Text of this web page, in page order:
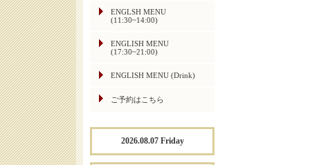
ENGLSH MENU
(11:30~14:00)
ENGLISH MENU
(17:30~21:00)
ENGLISH MENU (Drink)
ご予約はこちら
2026.08.07 Friday